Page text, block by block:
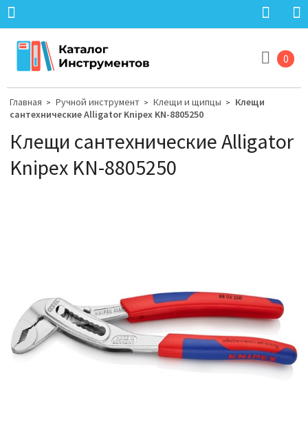
0
Главная > Ручной инструмент > Клещи и щипцы > Клещи
сантехнические Alligator Knipex KN-8805250
Клещи сантехнические Alligator
Knipex KN-8805250